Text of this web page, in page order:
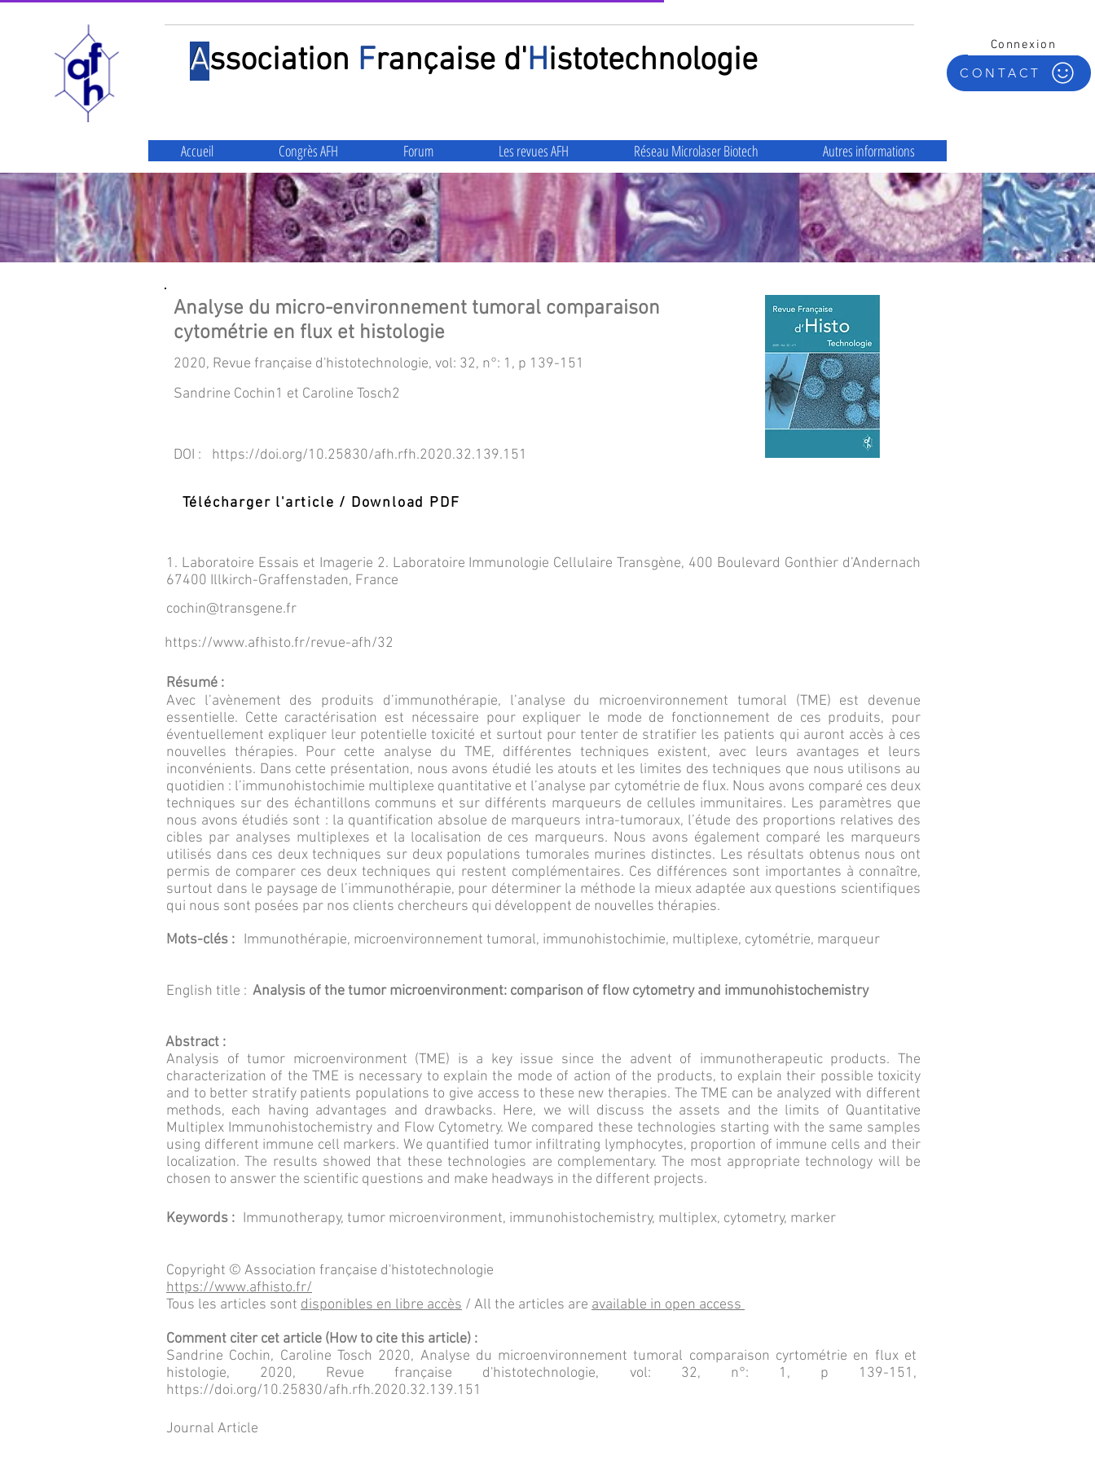
Association Française d'Histotechnologie CONTACT
Connexion
Accueil Congrès AFH Forum Les revues AFH Réseau Microlaser Biotech Autres informations
Analyse du micro-environnement tumoral comparaison
cytométrie en flux et histologie
2020, Revue française d'histotechnologie, vol: 32, n°: 1, p 139-151
Sandrine Cochin1 et Caroline Tosch2
DOI : https://doi.org/10.25830/afh.rfh.2020.32.139.151
Télécharger l'article / Download PDF
1. Laboratoire Essais et Imagerie 2. Laboratoire Immunologie Cellulaire Transgène, 400 Boulevard Gonthier d’Andernach
67400 Illkirch-Graffenstaden, France
cochin@transgene.fr
https://www.afhisto.fr/revue-afh/32
Résumé :
Avec l’avènement des produits d’immunothérapie, l’analyse du microenvironnement tumoral (TME) est devenue
essentielle. Cette caractérisation est nécessaire pour expliquer le mode de fonctionnement de ces produits, pour
éventuellement expliquer leur potentielle toxicité et surtout pour tenter de stratifier les patients qui auront accès à ces
nouvelles thérapies. Pour cette analyse du TME, différentes techniques existent, avec leurs avantages et leurs
inconvénients. Dans cette présentation, nous avons étudié les atouts et les limites des techniques que nous utilisons au
quotidien : l’immunohistochimie multiplexe quantitative et l’analyse par cytométrie de flux. Nous avons comparé ces deux
techniques sur des échantillons communs et sur différents marqueurs de cellules immunitaires. Les paramètres que
nous avons étudiés sont : la quantification absolue de marqueurs intra-tumoraux, l’étude des proportions relatives des
cibles par analyses multiplexes et la localisation de ces marqueurs. Nous avons également comparé les marqueurs
utilisés dans ces deux techniques sur deux populations tumorales murines distinctes. Les résultats obtenus nous ont
permis de comparer ces deux techniques qui restent complémentaires. Ces différences sont importantes à connaître,
surtout dans le paysage de l’immunothérapie, pour déterminer la méthode la mieux adaptée aux questions scientifiques
qui nous sont posées par nos clients chercheurs qui développent de nouvelles thérapies.
Mots-clés : Immunothérapie, microenvironnement tumoral, immunohistochimie, multiplexe, cytométrie, marqueur
English title : Analysis of the tumor microenvironment: comparison of flow cytometry and immunohistochemistry
Abstract :
Analysis of tumor microenvironment (TME) is a key issue since the advent of immunotherapeutic products. The
characterization of the TME is necessary to explain the mode of action of the products, to explain their possible toxicity
and to better stratify patients populations to give access to these new therapies. The TME can be analyzed with different
methods, each having advantages and drawbacks. Here, we will discuss the assets and the limits of Quantitative
Multiplex Immunohistochemistry and Flow Cytometry. We compared these technologies starting with the same samples
using different immune cell markers. We quantified tumor infiltrating lymphocytes, proportion of immune cells and their
localization. The results showed that these technologies are complementary. The most appropriate technology will be
chosen to answer the scientific questions and make headways in the different projects.
Keywords : Immunotherapy, tumor microenvironment, immunohistochemistry, multiplex, cytometry, marker
Copyright © Association française d'histotechnologie
https://www.afhisto.fr/
Tous les articles sont disponibles en libre accès / All the articles are available in open access
Comment citer cet article (How to cite this article) :
Sandrine Cochin, Caroline Tosch 2020, Analyse du microenvironnement tumoral comparaison cyrtométrie en flux et
histologie, 2020, Revue française d'histotechnologie, vol: 32, n°: 1, p 139-151,
https://doi.org/10.25830/afh.rfh.2020.32.139.151
Journal Article